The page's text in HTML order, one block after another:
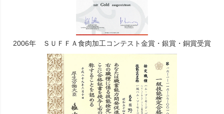
2006年 ＳＵＦＦＡ食肉加工コンテスト金賞・銀賞・銅賞受賞